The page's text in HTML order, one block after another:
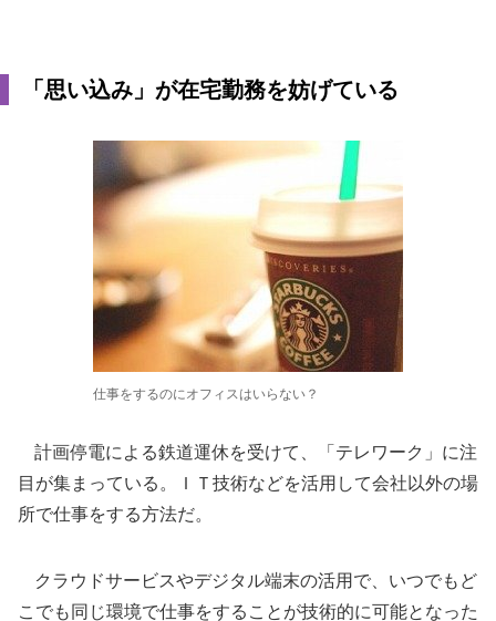
「思い込み」が在宅勤務を妨げている
仕事をするのにオフィスはいらない？
計画停電による鉄道運休を受けて、「テレワーク」に注
目が集まっている。ＩＴ技術などを活用して会社以外の場
所で仕事をする方法だ。
クラウドサービスやデジタル端末の活用で、いつでもど
こでも同じ環境で仕事をすることが技術的に可能となった